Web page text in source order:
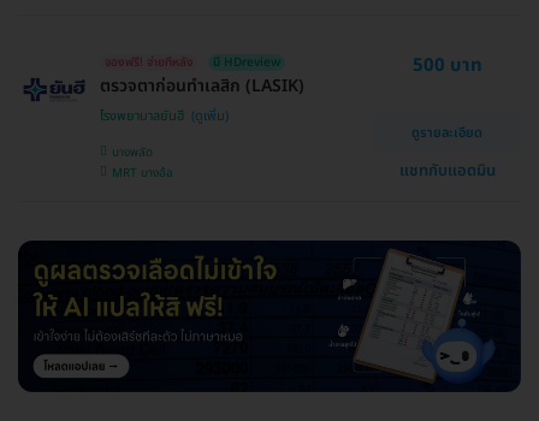
จองฟรี! จ่ายทีหลัง มี HDreview
ตรวจตาก่อนทำเลสิก (LASIK)
โรงพยาบาลยันฮี
บางพลัด
MRT บางอ้อ
500 บาท
ดูรายละเอียด
แชทกับแอดมิน